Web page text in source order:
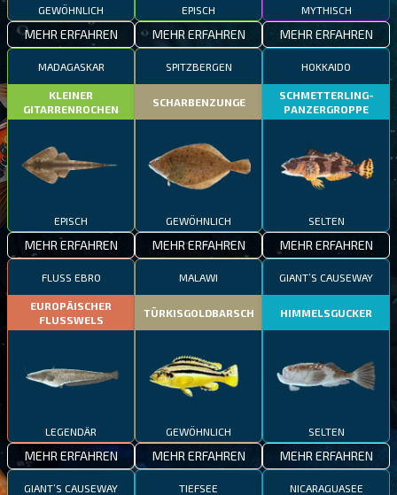
GEWÖHNLICH
MEHR ERFAHREN
EPISCH
MEHR ERFAHREN
MYTHISCH
MEHR ERFAHREN
MADAGASKAR
KLEINER
GITARRENROCHEN
EPISCH
MEHR ERFAHREN
SPITZBERGEN
SCHARBENZUNGE
GEWÖHNLICH
MEHR ERFAHREN
HOKKAIDO
SCHMETTERLING-
PANZERGROPPE
SELTEN
MEHR ERFAHREN
FLUSS EBRO
EUROPÄISCHER
FLUSSWELS
LEGENDÄR
MEHR ERFAHREN
MALAWI
TÜRKISGOLDBARSCH
GEWÖHNLICH
MEHR ERFAHREN
GIANT’S CAUSEWAY
HIMMELSGUCKER
SELTEN
MEHR ERFAHREN
GIANT’S CAUSEWAY TIEFSEE NICARAGUASEE